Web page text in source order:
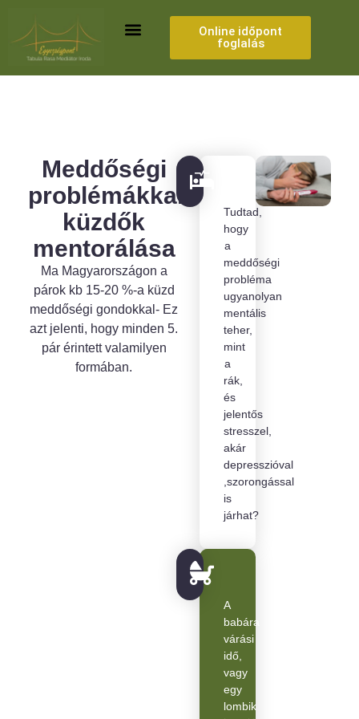
content
Online időpont
foglalás
Meddőségi
problémákkal
küzdők
mentorálása
Ma Magyarországon a
párok kb 15-20 %-a küzd
meddőségi gondokkal- Ez
azt jelenti, hogy minden 5.
pár érintett valamilyen
formában.
Tudtad,
hogy
a
meddőségi
probléma
ugyanolyan
mentális
teher,
mint
a
rák,
és
jelentős
stresszel,
akár
depresszióval
,szorongással
is
járhat?
A
babára
várási
idő,
vagy
egy
lombik